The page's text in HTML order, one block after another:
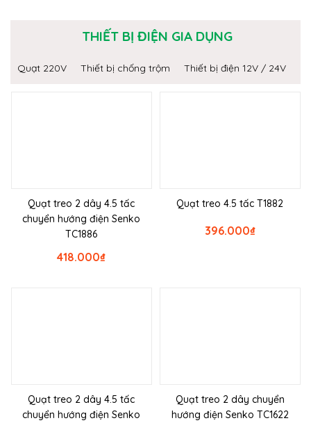
THIẾT BỊ ĐIỆN GIA DỤNG
Quạt 220V Thiết bị chống trộm Thiết bị điện 12V / 24V
Quạt treo 2 dây 4.5 tấc
chuyển hướng điện Senko
TC1886
₫
418.000
Quạt treo 4.5 tấc T1882
₫
396.000
Quạt treo 2 dây 4.5 tấc
chuyển hướng điện Senko
Quạt treo 2 dây chuyển
hướng điện Senko TC1622